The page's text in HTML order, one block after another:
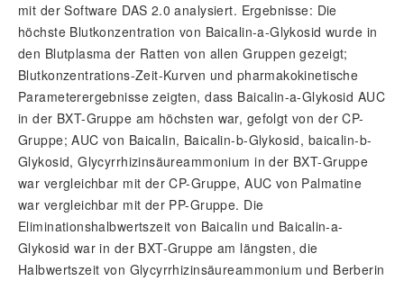
mit der Software DAS 2.0 analysiert. Ergebnisse: Die
höchste Blutkonzentration von Baicalin-a-Glykosid wurde in
den Blutplasma der Ratten von allen Gruppen gezeigt;
Blutkonzentrations-Zeit-Kurven und pharmakokinetische
Parameterergebnisse zeigten, dass Baicalin-a-Glykosid AUC
in der BXT-Gruppe am höchsten war, gefolgt von der CP-
Gruppe; AUC von Baicalin, Baicalin-b-Glykosid, baicalin-b-
Glykosid, Glycyrrhizinsäureammonium in der BXT-Gruppe
war vergleichbar mit der CP-Gruppe, AUC von Palmatine
war vergleichbar mit der PP-Gruppe. Die
Eliminationshalbwertszeit von Baicalin und Baicalin-a-
Glykosid war in der BXT-Gruppe am längsten, die
Halbwertszeit von Glycyrrhizinsäureammonium und Berberin